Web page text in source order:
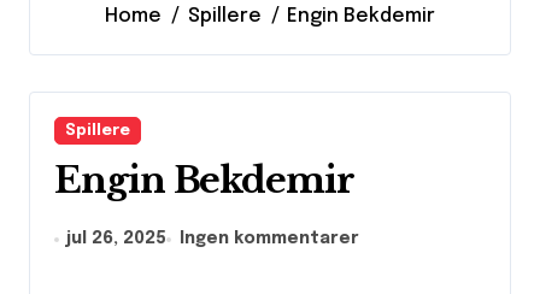
Home Spillere Engin Bekdemir
Spillere
Engin Bekdemir
jul 26, 2025 Ingen kommentarer